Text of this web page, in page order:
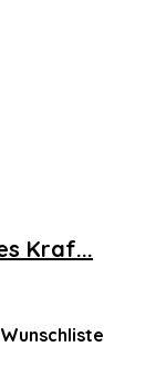
Kraf...